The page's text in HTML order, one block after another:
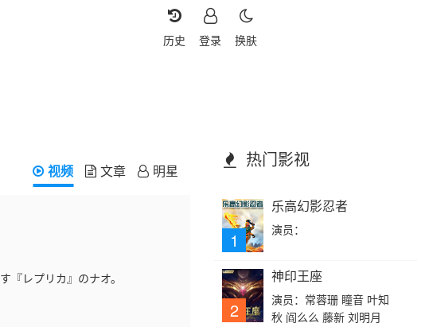
换肤
登录
历史
视频 文章 明星
『レプリカ』のナオ。
热门影视
1
乐高幻影忍者
演员：
2
神印王座
演员：常蓉珊 瞳音 叶知
秋 阎么么 藤新 刘明月